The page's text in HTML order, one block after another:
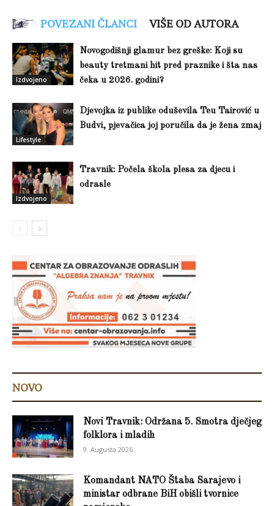
POVEZANI ČLANCI VIŠE OD AUTORA
Izdvojeno
Novogodišnji glamur bez greške: Koji su
beauty tretmani hit pred praznike i šta nas
čeka u 2026. godini?
Lifestyle
Djevojka iz publike oduševila Teu Tairović u
Budvi, pjevačica joj poručila da je žena zmaj
Izdvojeno
Travnik: Počela škola plesa za djecu i
odrasle
NOVO
Novi Travnik: Održana 5. Smotra dječjeg
folklora i mladih
9. Augusta 2026.
Komandant NATO Štaba Sarajevo i
ministar odbrane BiH obišli tvornice